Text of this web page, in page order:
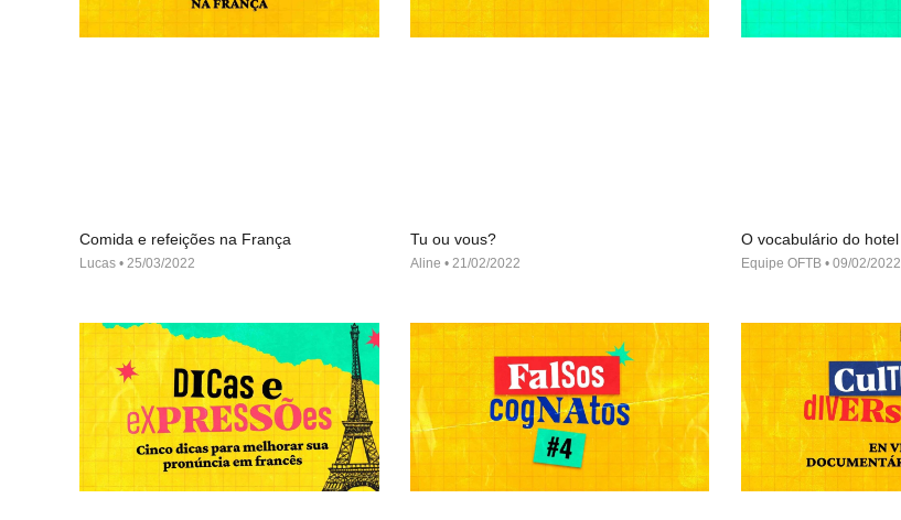
Comida e refeições na França
Lucas 25/03/2022
Tu ou vous?
Aline 21/02/2022
O vocabulário do hotel
Equipe OFTB 09/02/2022